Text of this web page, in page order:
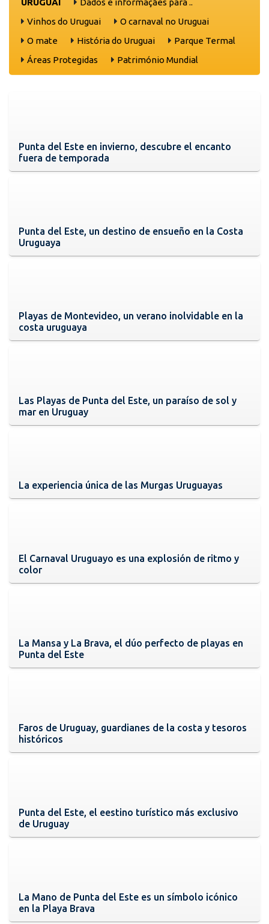
URUGUAI
Dados e informaçães para ..
Vinhos do Uruguai
O carnaval no Uruguai
O mate
História do Uruguai
Parque Termal
Áreas Protegidas
Património Mundial
Punta del Este en invierno, descubre el encanto
fuera de temporada
Punta del Este, un destino de ensueño en la Costa
Uruguaya
Playas de Montevideo, un verano inolvidable en la
costa uruguaya
Las Playas de Punta del Este, un paraíso de sol y
mar en Uruguay
La experiencia única de las Murgas Uruguayas
El Carnaval Uruguayo es una explosión de ritmo y
color
La Mansa y La Brava, el dúo perfecto de playas en
Punta del Este
Faros de Uruguay, guardianes de la costa y tesoros
históricos
Punta del Este, el eestino turístico más exclusivo
de Uruguay
La Mano de Punta del Este es un símbolo icónico
en la Playa Brava